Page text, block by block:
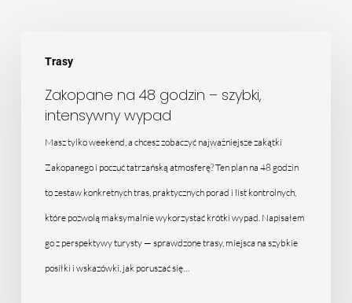
Trasy
godzin
szybki,
intensywny
wypad
Zakopane na 48 godzin – szybki,
intensywny wypad
Masz tylko weekend, a chcesz zobaczyć najważniejsze zakątki
Zakopanego i poczuć tatrzańską atmosferę? Ten plan na 48 godzin
to zestaw konkretnych tras, praktycznych porad i list kontrolnych,
które pozwolą maksymalnie wykorzystać krótki wypad. Napisałem
go z perspektywy turysty — sprawdzone trasy, miejsca na szybkie
posiłki i wskazówki, jak poruszać się…